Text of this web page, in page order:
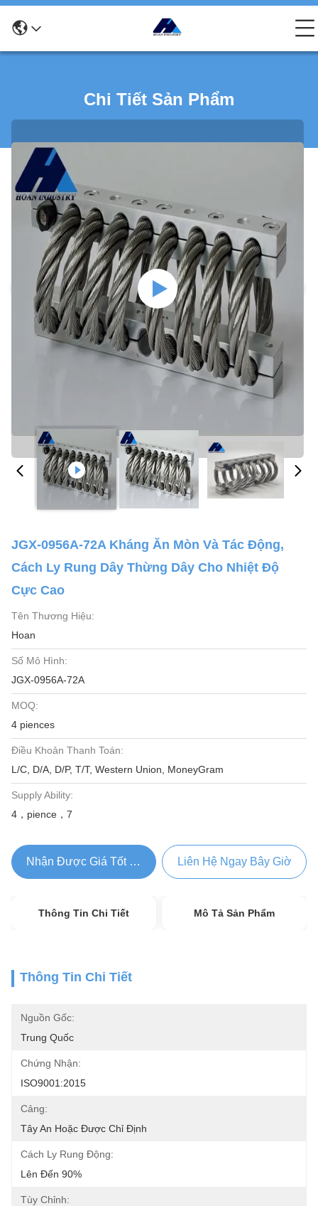
Chi Tiết Sản Phẩm
JGX-0956A-72A Kháng Ăn Mòn Và Tác Động,
Cách Ly Rung Dây Thừng Dây Cho Nhiệt Độ
Cực Cao
Tên Thương Hiệu:
Hoan
Số Mô Hình:
JGX-0956A-72A
MOQ:
4 piences
Điều Khoản Thanh Toán:
L/C, D/A, D/P, T/T, Western Union, MoneyGram
Supply Ability:
4，pience，7
Nhận Được Giá Tốt Nhất Liên Hệ Ngay Bây Giờ
Thông Tin Chi Tiết Mô Tả Sản Phẩm
Thông Tin Chi Tiết
Nguồn Gốc:
Trung Quốc
Chứng Nhận:
ISO9001:2015
Cảng:
Tây An Hoặc Được Chỉ Định
Cách Ly Rung Động:
Lên Đến 90%
Tùy Chỉnh: